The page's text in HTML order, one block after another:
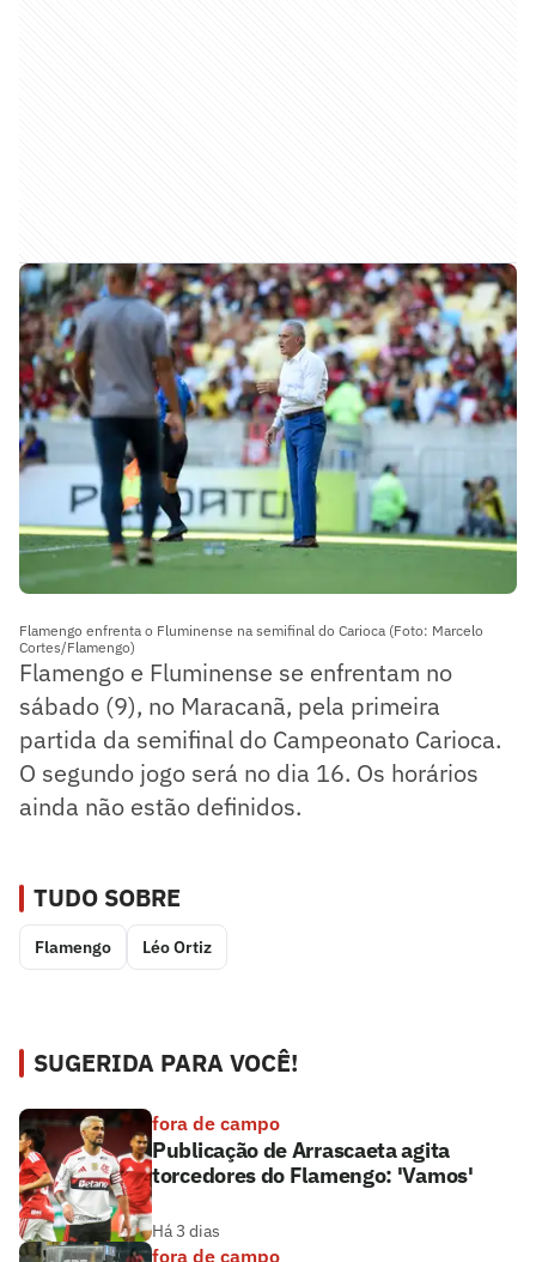
Flamengo enfrenta o Fluminense na semifinal do Carioca (Foto: Marcelo
Cortes/Flamengo)
Flamengo e Fluminense se enfrentam no
sábado (9), no Maracanã, pela primeira
partida da semifinal do Campeonato Carioca.
O segundo jogo será no dia 16. Os horários
ainda não estão definidos.
TUDO SOBRE
Flamengo Léo Ortiz
SUGERIDA PARA VOCÊ!
fora de campo
Publicação de Arrascaeta agita
torcedores do Flamengo: 'Vamos'
Há 3 dias
fora de campo